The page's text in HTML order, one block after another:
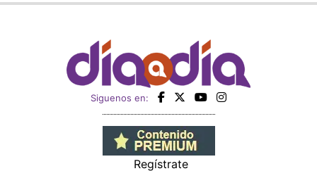
Siguenos en:
Regístrate